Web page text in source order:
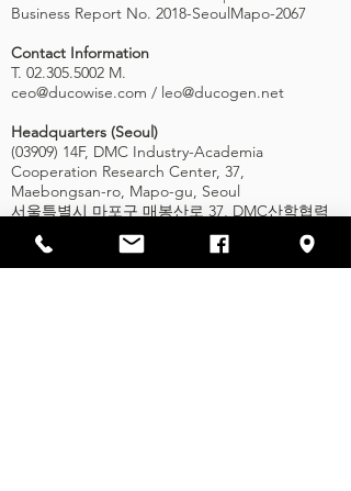
Business Report No. 2018-SeoulMapo-2067
Contact Information
T. 02.305.5002 M.
ceo@ducowise.com / leo@ducogen.net
Headquarters (Seoul)
(03909) 14F, DMC Industry-Academia
Cooperation Research Center, 37,
Maebongsan-ro, Mapo-gu, Seoul
서울특별시 마포구 매봉산로 37, DMC산학협력
연구센터 14F
Go MAP